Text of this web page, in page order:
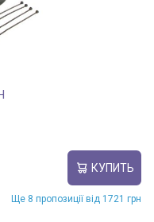
КУПИТЬ
Ще 8 пропозиції від 1721 грн